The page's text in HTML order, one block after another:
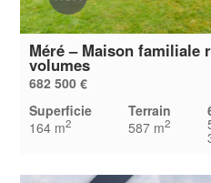
Méré – Maison familiale
volumes
682 500 €
Superficie
164 m2
Terrain
587 m2